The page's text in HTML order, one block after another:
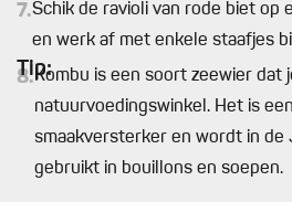
7.Schik de ravioli van rode biet op
en werk af met enkele staafjes
Tip:
8.Kombu is een soort zeewier dat
natuurvoedingswinkel. Het is
smaakversterker en wordt in de
gebruikt in bouillons en soepen.